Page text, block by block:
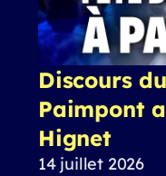
Discours
Paimpont
Hignet
14 juillet 2026